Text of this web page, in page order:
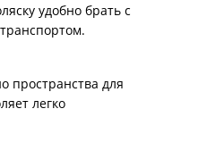
удобно брать с
пространства для
легко